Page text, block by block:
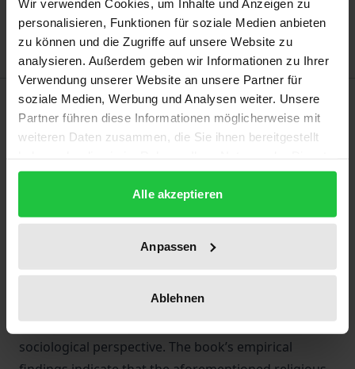
Wir verwenden Cookies, um Inhalte und Anzeigen zu
personalisieren, Funktionen für soziale Medien anbieten
zu können und die Zugriffe auf unsere Website zu
analysieren. Außerdem geben wir Informationen zu Ihrer
Verwendung unserer Website an unsere Partner für
soziale Medien, Werbung und Analysen weiter. Unsere
Partner führen diese Informationen möglicherweise mit
weiteren Daten zusammen, die Sie ihnen bereitgestellt
gesammelt haben.
Alle akzeptieren
Anpassen
Ablehnen
Delivery cost notice
Description
This book is based on a qualitative interview study of
adult men who were sexually abused by Catholic
clerics as children or adolescents. Starting from the
observation that the victims do not consistently
beliefs, the study examines the lasting impact of a
religiously shaped background on them coping with
the abuse they experienced as well as with general
biographical conflicts from a religious and
sociological perspective. The book’s empirical